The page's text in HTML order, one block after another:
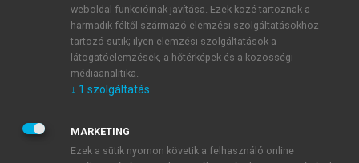
E-MAIL-CÍM
JELSZÓ
weboldal funkcióinak javítása. Ezek közé tartoznak a
harmadik féltől származó elemzési szolgáltatásokhoz
tartozó sütik; ilyen elemzési szolgáltatások a
látogatóelemzések, a hőtérképek és a közösségi
médiaanalitika.
↓ 1 szolgáltatás
MARKETING
Ezek a sütik nyomon követik a felhasználó online